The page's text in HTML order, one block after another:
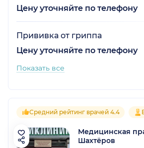
Цену уточняйте по телефону
Прививка от гриппа
Цену уточняйте по телефону
Показать все
Средний рейтинг врачей 4.4
Медицинская
Шахтёров